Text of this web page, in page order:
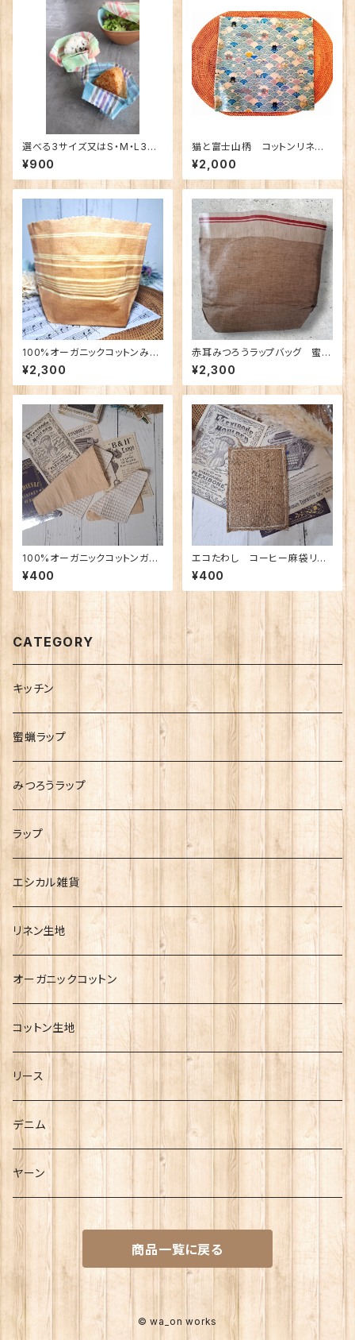
選べる3サイズ又はS・M・L3枚
セット ALDIN リネンのみつろう
ラップ
¥900
猫と富士山柄 コットンリネン
生地 みつろうラップバッグ B
ees wax bag
¥2,000
100%オーガニックコットンみつ
ろうラップバッグ SDG’ｓ
キャンプ ギフト 日本製 自
然派 エシカルライフ 繰り返
はじめの一歩 キッチンから地
球を守ろう eco
¥2,300
赤耳みつろうラップバッグ 蜜蝋
ラップ リネン100%生地使
用 SDG’ｓ 母の日 ギフト
日本製 自然派 エシカルライ
ル ethical eco
¥2,300
100%オーガニックコットンガー
ゼ&ワッフルハンカチ
¥400
エコたわし コーヒー麻袋リメ
イク！食器洗いスポンジ★
¥400
CATEGORY
キッチン
蜜蝋ラップ
みつろうラップ
ラップ
エシカル雑貨
リネン生地
オーガニックコットン
コットン生地
リース
デニム
ヤーン
商品一覧に戻る
© wa_on works